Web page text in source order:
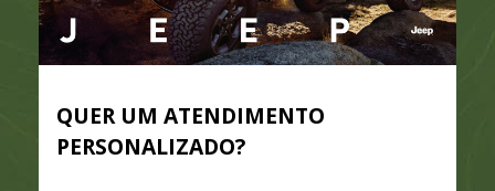
QUER UM ATENDIMENTO
PERSONALIZADO?